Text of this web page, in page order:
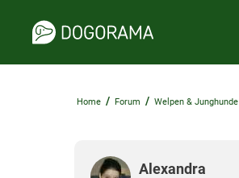
Home / Forum / Welpen & Junghunde
Alexandra